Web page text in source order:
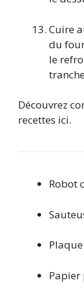
Cuire
du
le
Découvrez
recettes ici.
Robot
Papier